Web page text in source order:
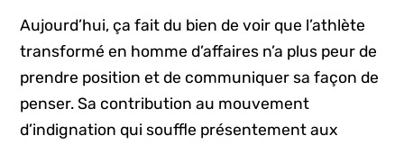
Aujourd’hui, ça fait du bien de voir que l’athlète
transformé en homme d’affaires n’a plus peur de
prendre position et de communiquer sa façon de
penser. Sa contribution au mouvement
d’indignation qui souffle présentement aux